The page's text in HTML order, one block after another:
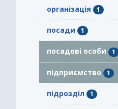
організація 1
посади 1
посадові особи 1
підприємство 1
підрозділ 1